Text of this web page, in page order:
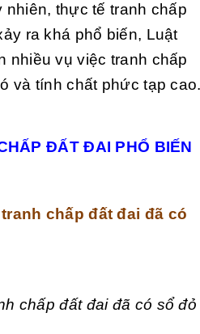
nhiên, thực tế tranh chấp
ra khá phổ biến, Luật
nhiều vụ việc tranh chấp
và tính chất phức tạp
ĐẤT ĐAI PHỔ BIẾN
chấp đất đai đã có
chấp đất đai đã có sổ đỏ